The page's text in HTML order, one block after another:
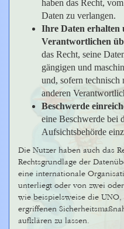
haben das Recht,
Daten zu verlangen.
Ihre Daten erhalten
Verantwortlichen
das Recht, seine
gängigen und
und, sofern technisch
anderen
Beschwerde
eine Beschwerde bei
Aufsichtsbehörde
Die Nutzer haben auch das
Rechtsgrundlage der
eine internationale
unterliegt oder von zwei
wie beispielsweise die
ergriffenen
aufklären zu lassen.